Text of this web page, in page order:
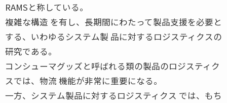
RAMSと称している。
複雑な構造 を有し、長期間にわたって製品支援を必要と
する、いわゆるシステム製 品に対するロジスティクスの
研究である。
コンシューマグッズと呼ばれる類の製品のロジスティク
スでは、物流 機能が非常に重要になる。
一方、システム製品に対するロジスティクス では、もち